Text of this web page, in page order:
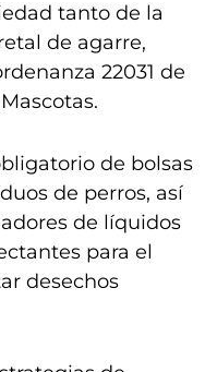
tanto de la
de agarre,
22031 de
de bolsas
de perros, así
de líquidos
para el
desechos